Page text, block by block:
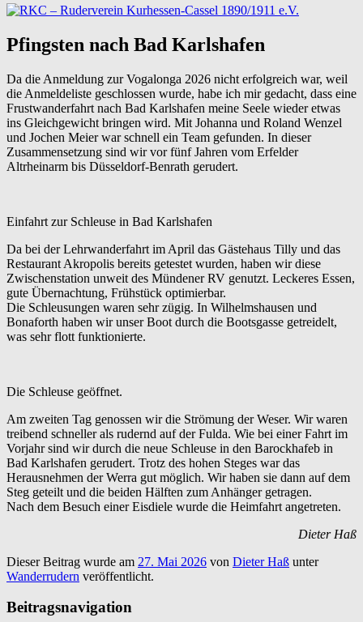
Pfingsten nach Bad Karlshafen
Da die Anmeldung zur Vogalonga 2026 nicht erfolgreich war, weil
die Anmeldeliste geschlossen wurde, habe ich mir gedacht, dass eine
Frustwanderfahrt nach Bad Karlshafen meine Seele wieder etwas
ins Gleichgewicht bringen wird. Mit Johanna und Roland Wenzel
und Jochen Meier war schnell ein Team gefunden. In dieser
Zusammensetzung sind wir vor fünf Jahren vom Erfelder
Altrheinarm bis Düsseldorf-Benrath gerudert.
Einfahrt zur Schleuse in Bad Karlshafen
Da bei der Lehrwanderfahrt im April das Gästehaus Tilly und das
Restaurant Akropolis bereits getestet wurden, haben wir diese
Zwischenstation unweit des Mündener RV genutzt. Leckeres Essen,
gute Übernachtung, Frühstück optimierbar.
Die Schleusungen waren sehr zügig. In Wilhelmshausen und
Bonaforth haben wir unser Boot durch die Bootsgasse getreidelt,
was sehr flott funktionierte.
Die Schleuse geöffnet.
Am zweiten Tag genossen wir die Strömung der Weser. Wir waren
treibend schneller als rudernd auf der Fulda. Wie bei einer Fahrt im
Vorjahr sind wir durch die neue Schleuse in den Barockhafeb in
Bad Karlshafen gerudert. Trotz des hohen Steges war das
Herausnehmen der Werra gut möglich. Wir haben sie dann auf dem
Steg geteilt und die beiden Hälften zum Anhänger getragen.
Nach dem Besuch einer Eisdiele wurde die Heimfahrt angetreten.
Dieter Haß
Dieser Beitrag wurde am 27. Mai 2026 von Dieter Haß unter
Wanderrudern veröffentlicht.
Beitragsnavigation